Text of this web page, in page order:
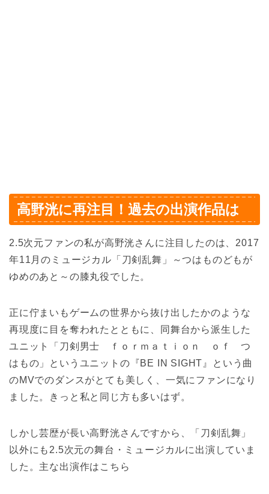
高野洸に再注目！過去の出演作品は
2.5次元ファンの私が高野洸さんに注目したのは、2017
年11月のミュージカル「刀剣乱舞」～つはものどもが
ゆめのあと～の膝丸役でした。
正に佇まいもゲームの世界から抜け出したかのような
再現度に目を奪われたとともに、同舞台から派生した
ユニット「刀剣男士 ｆｏｒｍａｔｉｏｎ ｏｆ つ
はもの」というユニットの『BE IN SIGHT』という曲
のMVでのダンスがとても美しく、一気にファンになり
ました。きっと私と同じ方も多いはず。
しかし芸歴が長い高野洸さんですから、「刀剣乱舞」
以外にも2.5次元の舞台・ミュージカルに出演していま
した。主な出演作はこちら